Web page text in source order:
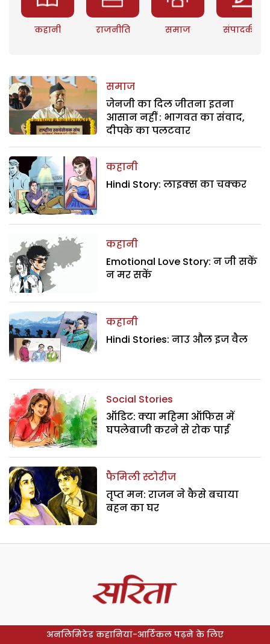
कहानी राजनीति समाज संपादकीय
समाज
जेनजी का दिल जीतना इतना
आसान नहीं : भागवत का संवाद,
दीपके का पलटवार
कहानी
Hindi Story: लाइक्स का चक्कर
कहानी
Emotional Love Story: न जी सकें
न मर सकें
कहानी
Hindi Stories: नाउ औल इज वैल
Social Stories
ऑडिट: क्या महिमा ऑफिस में
घपलेबाजी करने से रोक पाई
फैमिली स्टोरीज
तृप्त मन: राजन ने कैसे बचाया
बहन का घर
अनलिमिटेड कहानियां-आर्टिकल पढ़ने के लिए